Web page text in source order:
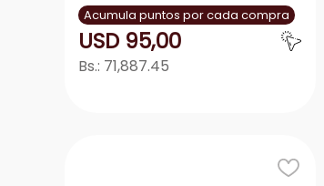
Acumula puntos por cada compra
USD 95,00
Bs.: 71,887.45